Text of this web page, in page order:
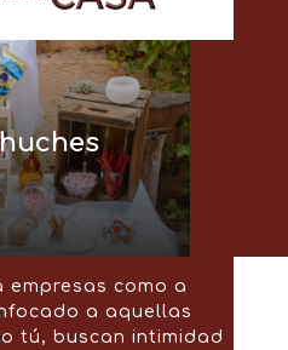
empresas como a
a aquellas
tú, buscan intimidad